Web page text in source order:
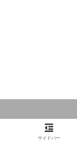
さえることができ
ビス止め、スナッ
明.
サイドバー